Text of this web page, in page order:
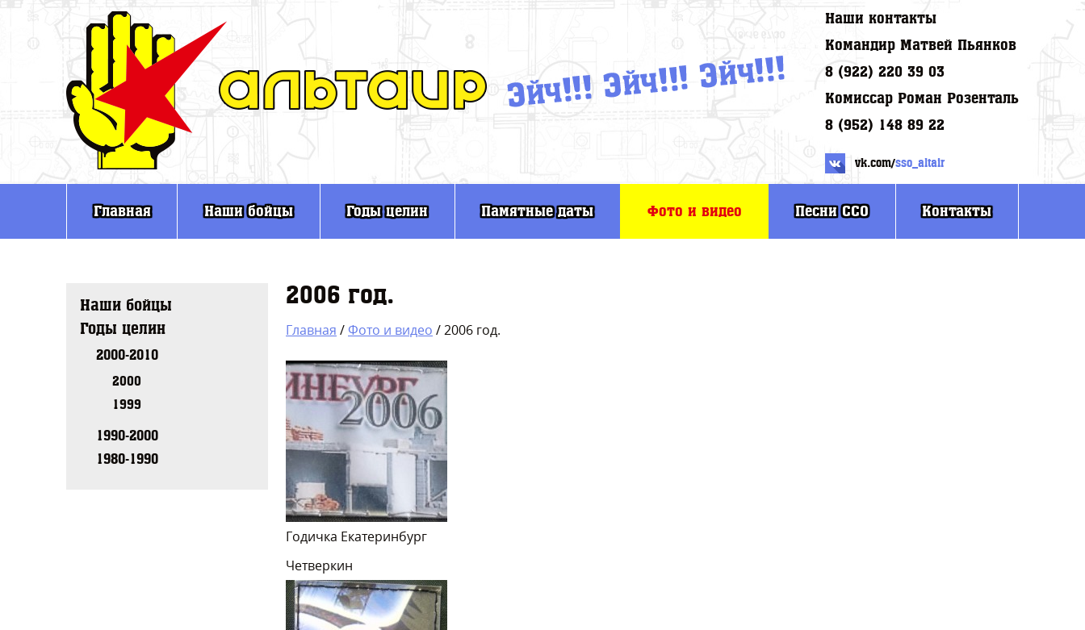
Наши контакты
Командир Матвей Пьянков
8 (922) 220 39 03
Комиссар Роман Розенталь
8 (952) 148 89 22
vk.com/sso_altair
Главная Наши бойцы Годы целин Памятные даты Фото и видео Песни ССО Контакты
Наши бойцы
Годы целин
2000-2010
2000
1999
1990-2000
1980-1990
2006 год.
Главная / Фото и видео / 2006 год.
Годичка Екатеринбург
Четверкин